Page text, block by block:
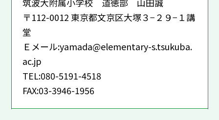
〒112-0012 東京都文京区大塚３−２９−１講
堂
Ｅメール:yamada@elementary-s.tsukuba.
ac.jp
TEL:080-5191-4518
FAX:03-3946-1956